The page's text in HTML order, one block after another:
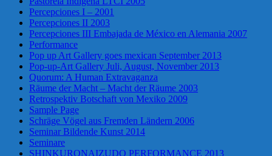
Percepciones I – 2001
Percepciones II 2003
Percepciones III Embajada de México en Alemania 2007
Performance
Pop up Art Gallery goes mexican September 2013
Pop-up-Art Gallery Juli, August, November 2013
Quorum: A Human Extravaganza
Räume der Macht – Macht der Räume 2003
Retrospektiv Botschaft von Mexiko 2009
Sample Page
Schräge Vögel aus Fremden Ländern 2006
Seminar Bildende Kunst 2014
Seminare
SHINKURONAIZUDO PERFORMANCE 2013